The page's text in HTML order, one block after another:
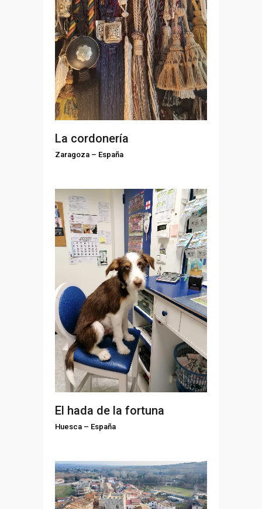
La cordonería
Zaragoza – España
El hada de la fortuna
Huesca – España